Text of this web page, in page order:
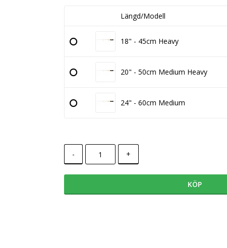
Längd/Modell
18" - 45cm Heavy
20" - 50cm Medium Heavy
24" - 60cm Medium
- +
KÖP